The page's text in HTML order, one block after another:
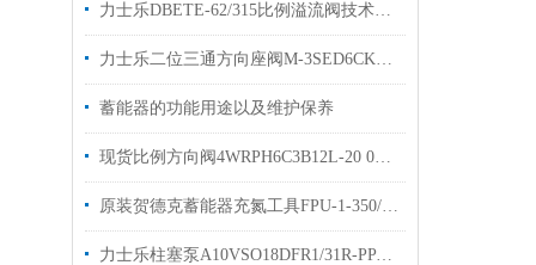
力士乐DBETE-62/315比例溢流阀技术参数样本
力士乐二位三通方向座阀M-3SED6CK1X/350CG24N9K4现货
蓄能器的功能用途以及维护保养
现货比例方向阀4WRPH6C3B12L-20 0811404034
原装贺德克蓄能器充氮工具FPU-1-350/250F4出售
力士乐柱塞泵A10VSO18DFR1/31R-PPA12N00油泵现货